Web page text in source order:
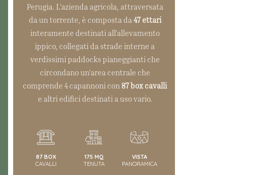
Perugia. L’azienda agricola, attraversata
da un torrente, è composta da47 ettari
interamente destinati all’allevamento
ippico, collegati da strade interne a
verdissimi paddocks pianeggianti che
circondano un’area centrale che
comprende 4 capannoni con 87 box cavalli
e altri edifici destinati a uso vario.
87 BOX
CAVALLI
175 MQ
TENUTA
VISTA
PANORAMICA